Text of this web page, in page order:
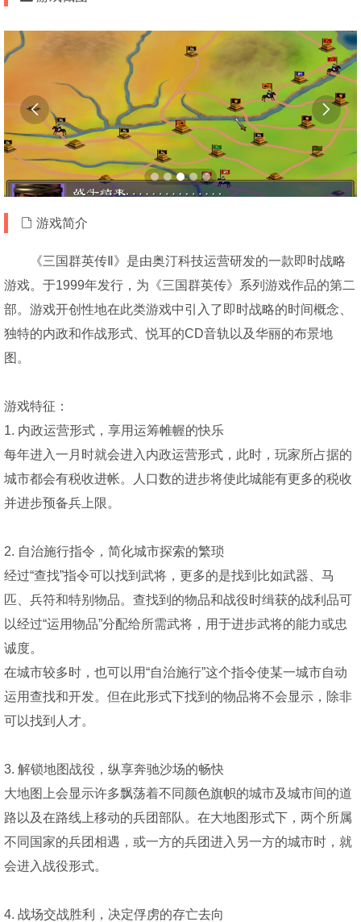
 
游戏简介
《三国群英传Ⅱ》是由奥汀科技运营研发的一款即时战略
游戏。于1999年发行，为《三国群英传》系列游戏作品的第二
部。游戏开创性地在此类游戏中引入了即时战略的时间概念、
独特的内政和作战形式、悦耳的CD音轨以及华丽的布景地
图。
游戏特征：
1. 内政运营形式，享用运筹帷幄的快乐
每年进入一月时就会进入内政运营形式，此时，玩家所占据的
城市都会有税收进帐。人口数的进步将使此城能有更多的税收
并进步预备兵上限。
2. 自治施行指令，简化城市探索的繁琐
经过“查找”指令可以找到武将，更多的是找到比如武器、马
匹、兵符和特别物品。查找到的物品和战役时缉获的战利品可
以经过“运用物品”分配给所需武将，用于进步武将的能力或忠
诚度。
在城市较多时，也可以用“自治施行”这个指令使某一城市自动
运用查找和开发。但在此形式下找到的物品将不会显示，除非
可以找到人才。
3. 解锁地图战役，纵享奔驰沙场的畅快
大地图上会显示许多飘荡着不同颜色旗帜的城市及城市间的道
路以及在路线上移动的兵团部队。在大地图形式下，两个所属
不同国家的兵团相遇，或一方的兵团进入另一方的城市时，就
会进入战役形式。
4. 战场交战胜利，决定俘虏的存亡去向